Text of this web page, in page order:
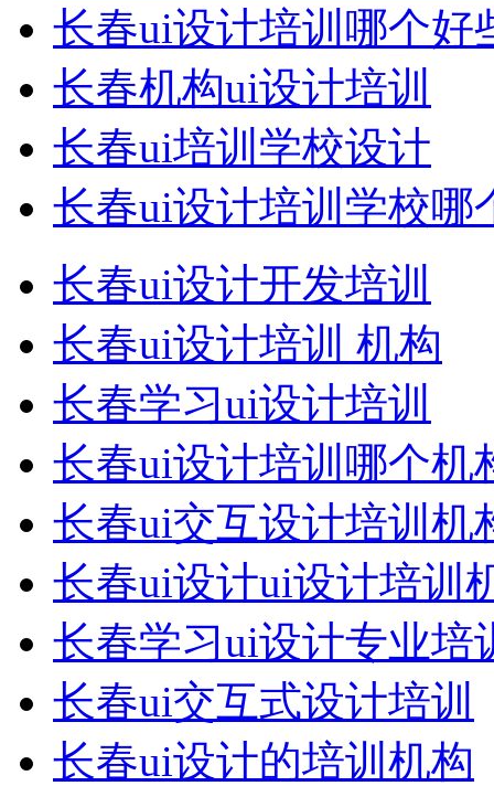
长春ui设计培训哪个好
长春机构ui设计培训
长春ui培训学校设计
长春ui设计培训学校哪
长春ui设计开发培训
长春ui设计培训 机构
长春学习ui设计培训
长春ui设计培训哪个机
长春ui交互设计培训机
长春ui设计ui设计培训
长春学习ui设计专业培
长春ui交互式设计培训
长春ui设计的培训机构